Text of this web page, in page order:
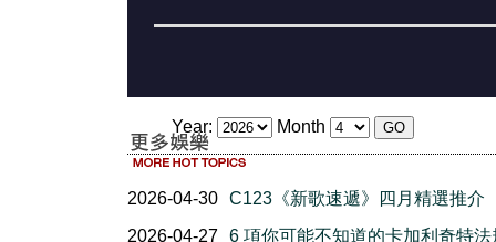
Year: Month
2026-04-30 C123《新歌速遞》四月精選推介
2026-04-27 6 項你可能不知道的卡加利奇特法